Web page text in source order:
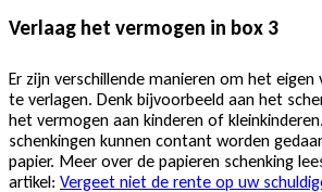
Verlaag het vermogen in box 3
Er zijn verschillende manieren om het eigen
te verlagen. Denk bijvoorbeeld aan het
het vermogen aan kinderen of
schenkingen kunnen contant worden
papier. Meer over de papieren schenking
artikel: Vergeet niet de rente op uw